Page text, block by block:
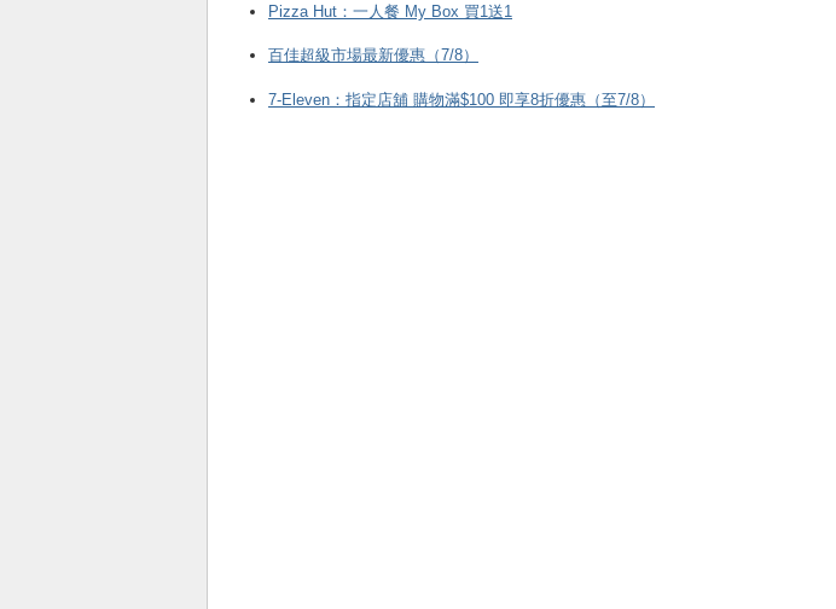
Pizza Hut：一人餐 My Box 買1送1
百佳超級市場最新優惠（7/8）
7-Eleven：指定店舖 購物滿$100 即享8折優惠（至7/8）